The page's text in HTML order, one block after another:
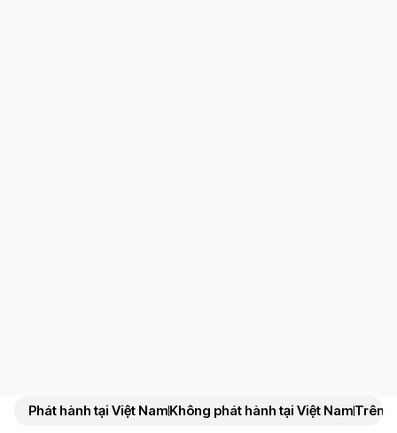
Phát hành tại Việt NamKhông phát hành tại Việt NamTrên